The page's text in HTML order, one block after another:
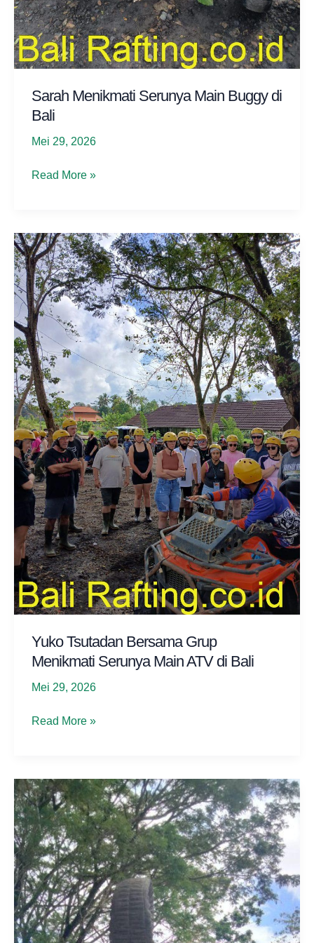
Sarah Menikmati Serunya Main Buggy di
Bali
Mei 29, 2026
Sarah
Buggy
di
Bali
Read More »
Yuko Tsutadan Bersama Grup
Menikmati Serunya Main ATV di Bali
Mei 29, 2026
Yuko
Menikmati
Serunya
Main
ATV
di
Bali
Read More »